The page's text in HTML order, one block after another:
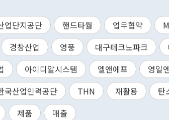
업단지공단 핸드타월 업무협약
경창산업 영풍 대구테크노파크
아이디알시스템 엘앤에프
영일
국산업인력공단 THN 재활용 탄
제품 매출